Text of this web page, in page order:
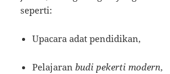
seperti:
Upacara adat pendidikan,
Pelajaranbudi pekerti modern,